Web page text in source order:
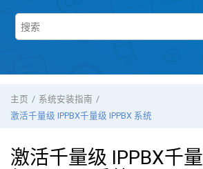
主页
系统安装指南
激活千量级 IPPBX千量级 IPPBX 系统
激活千量级 IPPBX千量